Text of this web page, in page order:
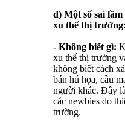
d) Một số sai
xu thế thị trường:
- Không biết gì:
xu thế thị trường
không biết cách
bán hú họa, cầu
người khác. Đây
các newbies do
trường.